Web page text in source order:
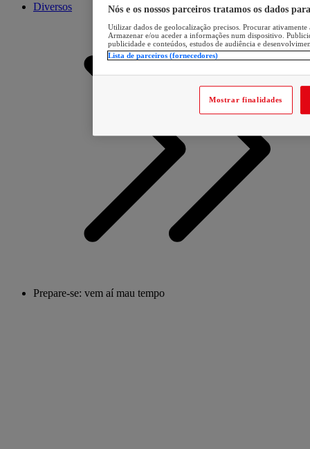
Diversos
Prepare-se: vem aí mau tempo
Nós e os nossos parceiros tratamos os dados
Utilizar dados de geolocalização precisos. Procurar
Armazenar e/ou aceder a informações num dispositivo.
publicidade e conteúdos, estudos de audiência e
Lista de parceiros (fornecedores)
Mostrar finalidades